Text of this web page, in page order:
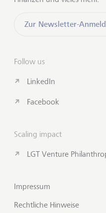
Zur Newsletter-
Follow us
LinkedIn
Facebook
Scaling impact
LGT Venture
Impressum
Rechtliche Hinweise